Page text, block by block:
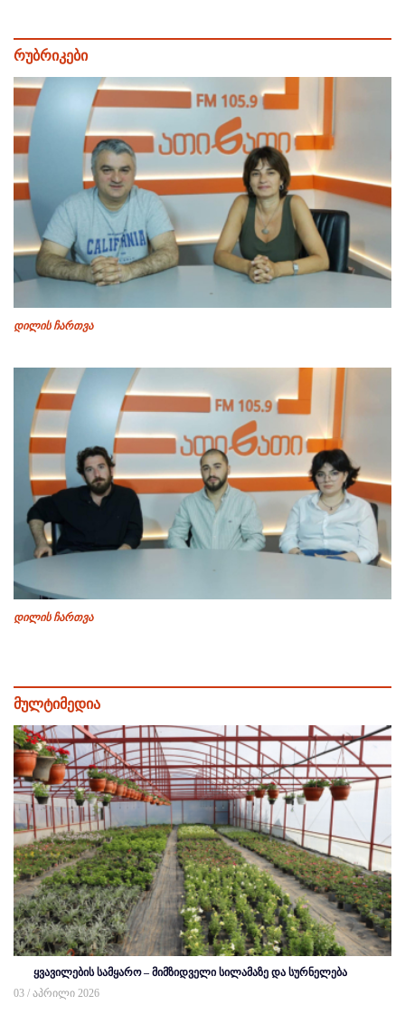
რუბრიკები
დილის ჩართვა
დილის ჩართვა
მულტიმედია
ყვავილების სამყარო – მიმზიდველი სილამაზე და სურნელება
03 / აპრილი 2026